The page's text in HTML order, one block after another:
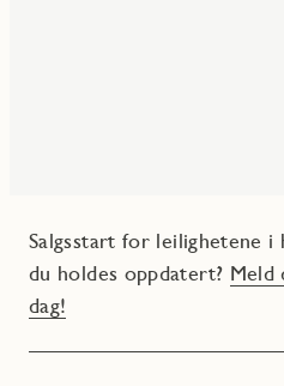
Salgsstart for leilighetene i
du holdes oppdatert? Meld
dag!